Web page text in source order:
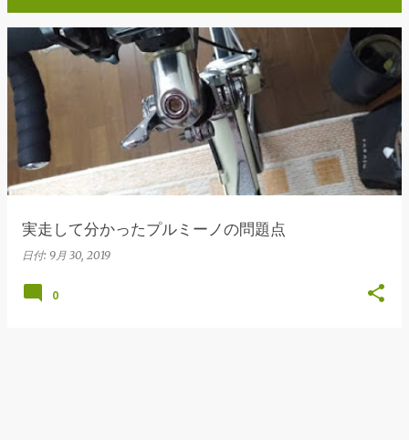
投
稿
実走して分かったプルミーノの問題点
日付: 9月 30, 2019
0